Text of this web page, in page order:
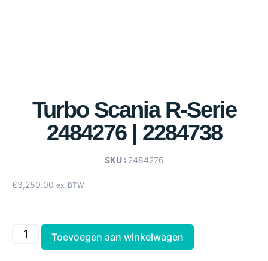
Turbo Scania R-Serie
2484276 | 2284738
SKU : 2484276
€3,250.00 ex. BTW
Toevoegen aan winkelwagen